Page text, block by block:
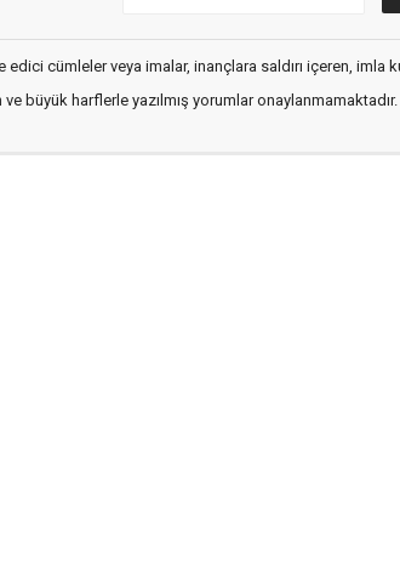
edici cümleler veya imalar, inançlara saldırı içeren, imla
büyük harflerle yazılmış yorumlar onaylanmamaktadır.